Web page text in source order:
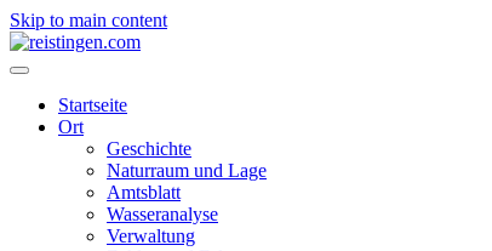
Skip to main content
Startseite
Ort
Geschichte
Naturraum und Lage
Amtsblatt
Wasseranalyse
Verwaltung